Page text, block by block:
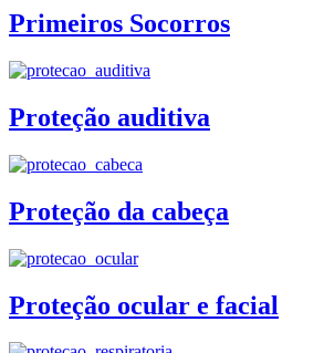
Primeiros Socorros
Proteção auditiva
Proteção da cabeça
Proteção ocular e facial